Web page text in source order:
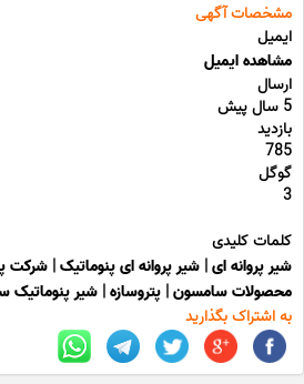
مشخصات آگهی
ایمیل
مشاهده ایمیل
ارسال
5 سال پیش
بازدید
785
گوگل
3
کلمات کلیدی
شیر پروانه ای| شیر پروانه ای پنوماتیک| شرکت
محصولات سامسون| پتروسازه| شیر پنوماتیک
به اشتراک بگذارید